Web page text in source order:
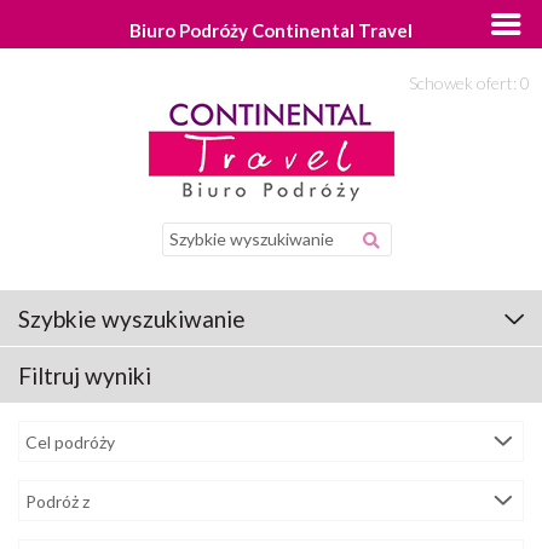
Schowek ofert: 0
Szybkie wyszukiwanie
Filtruj wyniki
Biuro Podróży Continental Travel